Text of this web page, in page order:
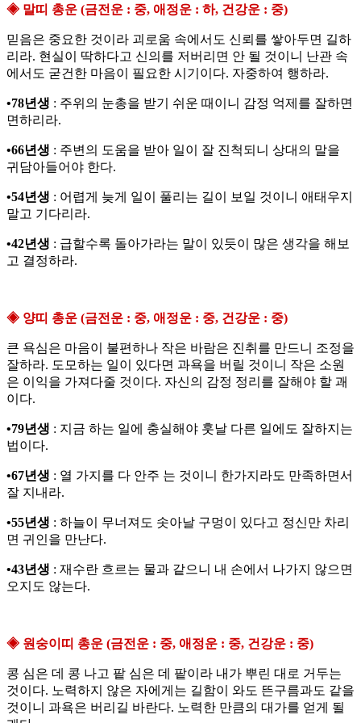
◈ 말띠 총운 (금전운 : 중, 애정운 : 하, 건강운 : 중)
믿음은 중요한 것이라 괴로움 속에서도 신뢰를 쌓아두면 길하
리라. 현실이 딱하다고 신의를 저버리면 안 될 것이니 난관 속
에서도 굳건한 마음이 필요한 시기이다. 자중하여 행하라.
•78년생 : 주위의 눈총을 받기 쉬운 때이니 감정 억제를 잘하면
면하리라.
•66년생 : 주변의 도움을 받아 일이 잘 진척되니 상대의 말을
귀담아들어야 한다.
•54년생 : 어렵게 늦게 일이 풀리는 길이 보일 것이니 애태우지
말고 기다리라.
•42년생 : 급할수록 돌아가라는 말이 있듯이 많은 생각을 해보
고 결정하라.
◈ 양띠 총운 (금전운 : 중, 애정운 : 중, 건강운 : 중)
큰 욕심은 마음이 불편하나 작은 바람은 진취를 만드니 조정을
잘하라. 도모하는 일이 있다면 과욕을 버릴 것이니 작은 소원
은 이익을 가져다줄 것이다. 자신의 감정 정리를 잘해야 할 괘
이다.
•79년생 : 지금 하는 일에 충실해야 훗날 다른 일에도 잘하지는
법이다.
•67년생 : 열 가지를 다 안주 는 것이니 한가지라도 만족하면서
잘 지내라.
•55년생 : 하늘이 무너져도 솟아날 구멍이 있다고 정신만 차리
면 귀인을 만난다.
•43년생 : 재수란 흐르는 물과 같으니 내 손에서 나가지 않으면
오지도 않는다.
◈ 원숭이띠 총운 (금전운 : 중, 애정운 : 중, 건강운 : 중)
콩 심은 데 콩 나고 팥 심은 데 팥이라 내가 뿌린 대로 거두는
것이다. 노력하지 않은 자에게는 길함이 와도 뜬구름과도 같을
것이니 과욕은 버리길 바란다. 노력한 만큼의 대가를 얻게 될